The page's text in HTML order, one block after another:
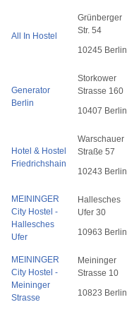
All In Hostel
Grünberger
Str. 54
10245 Berlin
Generator
Berlin
Storkower
Strasse 160
10407 Berlin
Hotel & Hostel
Friedrichshain
Warschauer
Straße 57
10243 Berlin
MEININGER
City Hostel -
Hallesches
Ufer
Hallesches
Ufer 30
10963 Berlin
MEININGER
City Hostel -
Meininger
Strasse
Meininger
Strasse 10
10823 Berlin